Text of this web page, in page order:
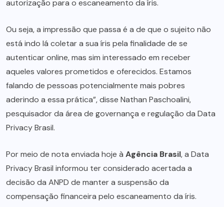
autorização para o escaneamento da íris.
Ou seja, a impressão que passa é a de que o sujeito não
está indo lá coletar a sua íris pela finalidade de se
autenticar online, mas sim interessado em receber
aqueles valores prometidos e oferecidos. Estamos
falando de pessoas potencialmente mais pobres
aderindo a essa prática”, disse Nathan Paschoalini,
pesquisador da área de governança e regulação da Data
Privacy Brasil.
Por meio de nota enviada hoje à Agência Brasil, a Data
Privacy Brasil informou ter considerado acertada a
decisão da ANPD de manter a suspensão da
compensação financeira pelo escaneamento da íris.